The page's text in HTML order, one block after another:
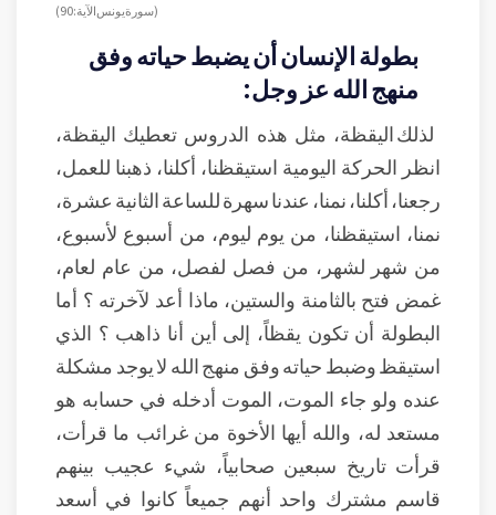
( سورة يونس الآية: 90 )
بطولة الإنسان أن يضبط حياته وفق
منهج الله عز وجل:
لذلك اليقظة، مثل هذه الدروس تعطيك اليقظة،
انظر الحركة اليومية استيقظنا، أكلنا، ذهبنا للعمل،
رجعنا، أكلنا، نمنا، عندنا سهرة للساعة الثانية عشرة،
نمنا، استيقظنا، من يوم ليوم، من أسبوع لأسبوع،
من شهر لشهر، من فصل لفصل، من عام لعام،
غمض فتح بالثامنة والستين، ماذا أعد لآخرته ؟ أما
البطولة أن تكون يقظاً، إلى أين أنا ذاهب ؟ الذي
استيقظ وضبط حياته وفق منهج الله لا يوجد مشكلة
عنده ولو جاء الموت، الموت أدخله في حسابه هو
مستعد له، والله أيها الأخوة من غرائب ما قرأت،
قرأت تاريخ سبعين صحابياً، شيء عجيب بينهم
قاسم مشترك واحد أنهم جميعاً كانوا في أسعد